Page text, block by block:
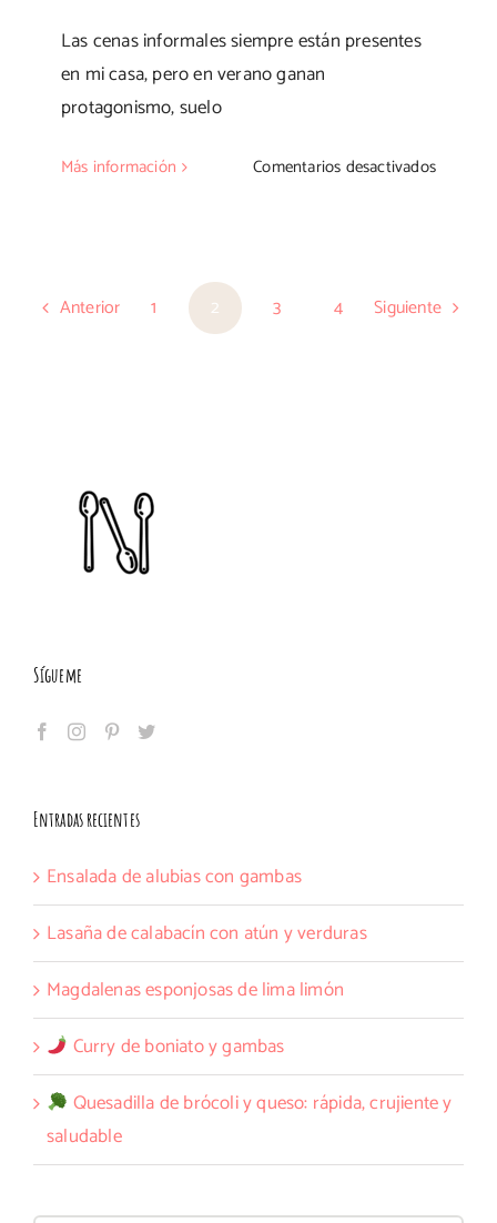
Las cenas informales siempre están presentes
en mi casa, pero en verano ganan
protagonismo, suelo
Más información Comentarios desactivadosen
huevo
Anterior 1 2 3 4 Siguiente
Sígueme
Entradas recientes
Ensalada de alubias con gambas
Lasaña de calabacín con atún y verduras
Magdalenas esponjosas de lima limón
Curry de boniato y gambas
Quesadilla de brócoli y queso: rápida, crujiente y
saludable